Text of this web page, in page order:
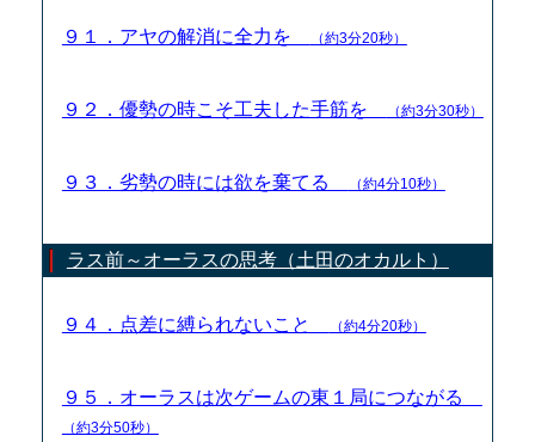
９１．アヤの解消に全力を （約3分20秒）
９２．優勢の時こそ工夫した手筋を （約3分30秒）
９３．劣勢の時には欲を棄てる （約4分10秒）
ラス前～オーラスの思考（土田のオカルト）
９４．点差に縛られないこと （約4分20秒）
９５．オーラスは次ゲームの東１局につながる
（約3分50秒）